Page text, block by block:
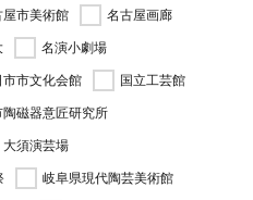
屋市美術館
名古屋画廊
名演小劇場
市市文化会館
国立工芸館
陶磁器意匠研究所
大須演芸場
岐阜県現代陶芸美術館